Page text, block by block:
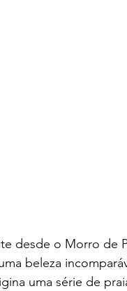
desde o Morro de
beleza
uma série de